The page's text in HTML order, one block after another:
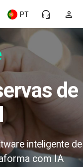
person
headset_mic
PT
inteligente de
com IA